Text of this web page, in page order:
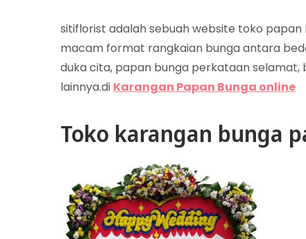
sitiflorist adalah sebuah website toko
macam format rangkaian bunga antara
duka cita, papan bunga perkataan selamat,
lainnya.di Karangan Papan Bunga online
Toko karangan bunga